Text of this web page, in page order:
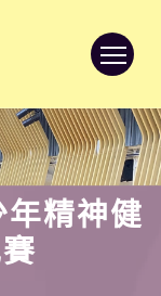
精神健